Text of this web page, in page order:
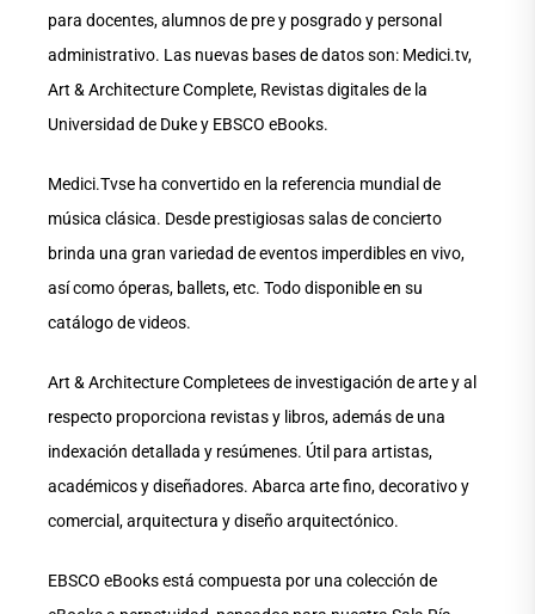
para docentes, alumnos de pre y posgrado y personal
administrativo. Las nuevas bases de datos son: Medici.tv,
Art & Architecture Complete, Revistas digitales de la
Universidad de Duke y EBSCO eBooks.
Medici.Tvse ha convertido en la referencia mundial de
música clásica. Desde prestigiosas salas de concierto
brinda una gran variedad de eventos imperdibles en vivo,
así como óperas, ballets, etc. Todo disponible en su
catálogo de videos.
Art & Architecture Completees de investigación de arte y al
respecto proporciona revistas y libros, además de una
indexación detallada y resúmenes. Útil para artistas,
académicos y diseñadores. Abarca arte fino, decorativo y
comercial, arquitectura y diseño arquitectónico.
EBSCO eBooks está compuesta por una colección de